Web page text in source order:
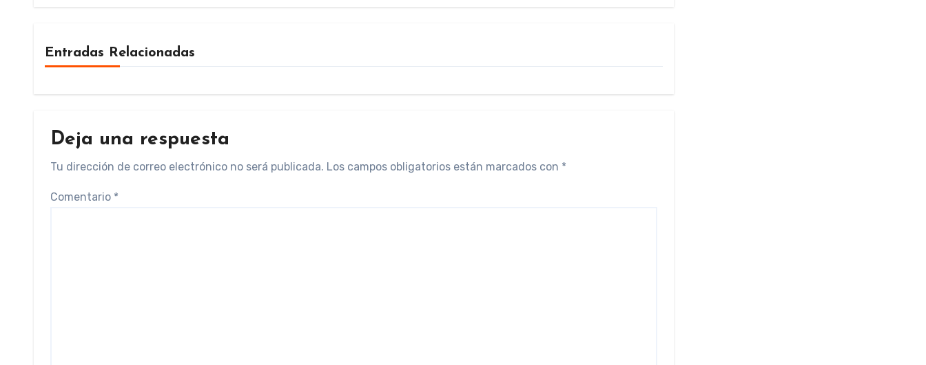
Entradas Relacionadas
Deja una respuesta
Tu dirección de correo electrónico no será publicada. Los campos obligatorios están marcados con *
Comentario *